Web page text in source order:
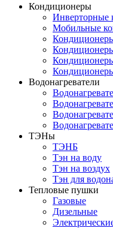
Кондиционеры
Инверторные
Мобильные
Водонагреватели
ТЭНы
ТЭНБ
Тэн на воду
Тэн на воздух
Тэн для
Тепловые пушки
Газовые
Дизельные